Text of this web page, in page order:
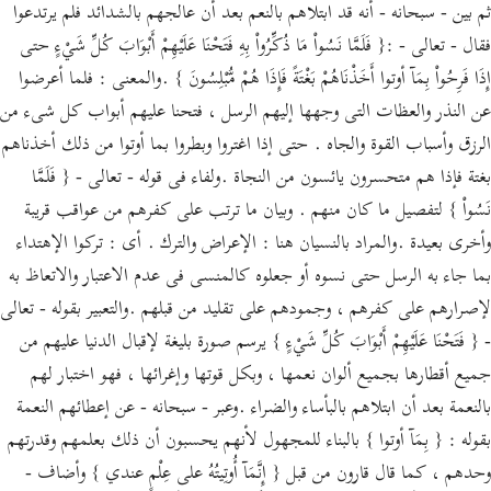
ثم بين - سبحانه - أنه قد ابتلاهم بالنعم بعد أن عالجهم بالشدائد فلم يرتدعوا
فقال - تعالى - :{ فَلَمَّا نَسُواْ مَا ذُكِّرُواْ بِهِ فَتَحْنَا عَلَيْهِمْ أَبْوَابَ كُلِّ شَيْءٍ حتى
إِذَا فَرِحُواْ بِمَآ أوتوا أَخَذْنَاهُمْ بَغْتَةً فَإِذَا هُمْ مُّبْلِسُونَ } .والمعنى : فلما أعرضوا
عن النذر والعظات التى وجهها إليهم الرسل ، فتحنا عليهم أبواب كل شىء من
الرزق وأسباب القوة والجاه . حتى إذا اغتروا وبطروا بما أوتوا من ذلك أخذناهم
بغتة فإذا هم متحسرون يائسون من النجاة .ولفاء فى قوله - تعالى - { فَلَمَّا
نَسُواْ } لتفصيل ما كان منهم . وبيان ما ترتب على كفرهم من عواقب قريبة
وأخرى بعيدة .والمراد بالنسيان هنا : الإعراض والترك . أى : تركوا الإهتداء
بما جاء به الرسل حتى نسوه أو جعلوه كالمنسى فى عدم الاعتبار والاتعاظ به
لإصرارهم على كفرهم ، وجمودهم على تقليد من قبلهم .والتعبير بقوله - تعالى
- { فَتَحْنَا عَلَيْهِمْ أَبْوَابَ كُلِّ شَيْءٍ } يرسم صورة بليغة لإقبال الدنيا عليهم من
جميع أقطارها بجميع ألوان نعمها ، وبكل قوتها وإغرائها ، فهو اختبار لهم
بالنعمة بعد أن ابتلاهم بالبأساء والضراء .وعبر - سبحانه - عن إعطائهم النعمة
بقوله : { بِمَآ أوتوا } بالبناء للمجهول لأنهم يحسبون أن ذلك بعلمهم وقدرتهم
وحدهم ، كما قال قارون من قبل { إِنَّمَآ أُوتِيتُهُ على عِلْمٍ عندي } وأضاف -